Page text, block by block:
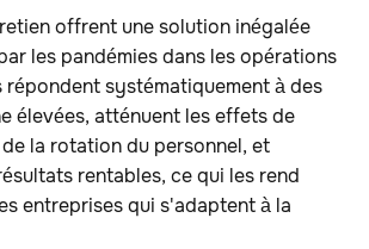
offrent une solution inégalée
les pandémies dans les opérations
systématiquement à des
élevées, atténuent les effets de
la rotation du personnel, et
rentables, ce qui les rend
entreprises qui s'adaptent à la